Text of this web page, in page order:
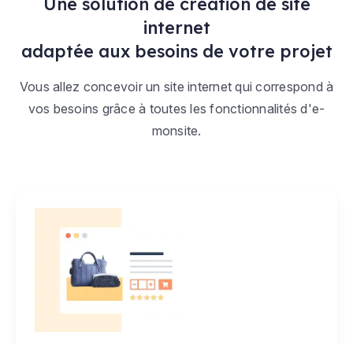
internet
adaptée aux besoins de votre projet
Vous allez concevoir un site internet qui correspond à
vos besoins grâce à toutes les fonctionnalités d'e-
monsite.